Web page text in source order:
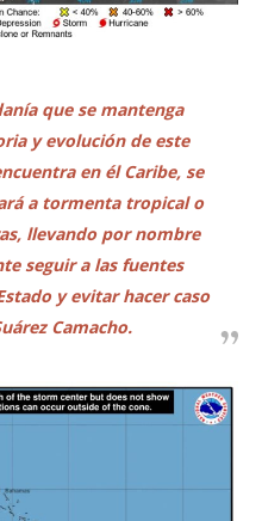
que se mantenga
y evolución de este
en él Caribe, se
a tormenta tropical o
llevando por nombre
seguir a las fuentes
y evitar hacer caso
Camacho.